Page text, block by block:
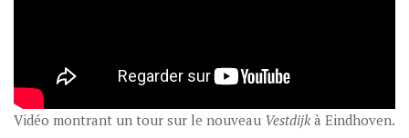
Vidéo montrant un tour sur le nouveau Vestdijk à Eindhoven.